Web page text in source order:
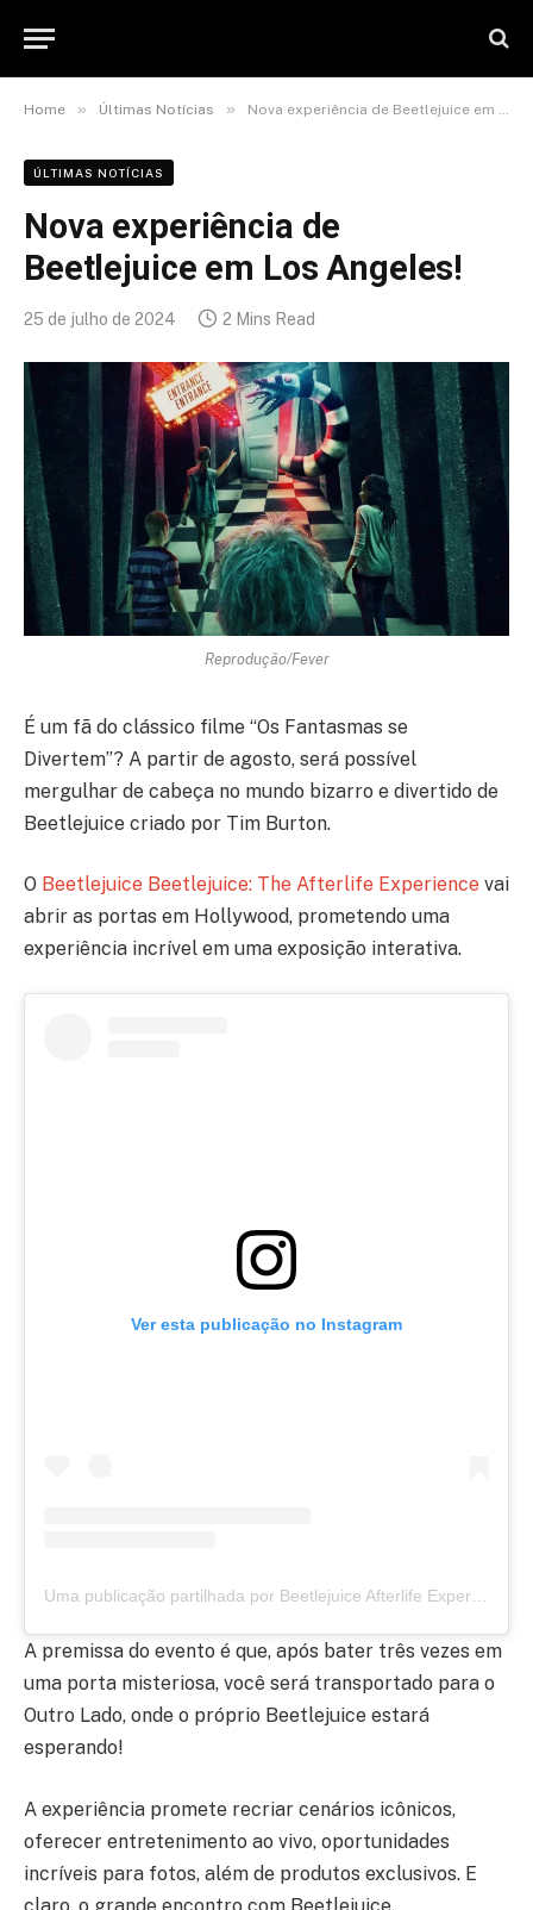
Home » Últimas Notícias » Nova experiência de Beetlejuice em Los Angeles!
ÚLTIMAS NOTÍCIAS
Nova experiência de
Beetlejuice em Los Angeles!
25 de julho de 2024 2 Mins Read
Reprodução/Fever
É um fã do clássico filme “Os Fantasmas se
Divertem”? A partir de agosto, será possível
mergulhar de cabeça no mundo bizarro e divertido de
Beetlejuice criado por Tim Burton.
O Beetlejuice Beetlejuice: The Afterlife Experience vai
abrir as portas em Hollywood, prometendo uma
experiência incrível em uma exposição interativa.
Ver esta publicação no Instagram
A premissa do evento é que, após bater três vezes em
uma porta misteriosa, você será transportado para o
Outro Lado, onde o próprio Beetlejuice estará
esperando!
A experiência promete recriar cenários icônicos,
oferecer entretenimento ao vivo, oportunidades
incríveis para fotos, além de produtos exclusivos. E